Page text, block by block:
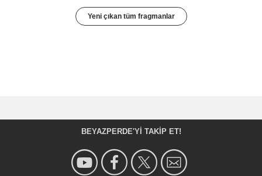
Yeni çıkan tüm fragmanlar
BEYAZPERDE'YI TAKIP ET!